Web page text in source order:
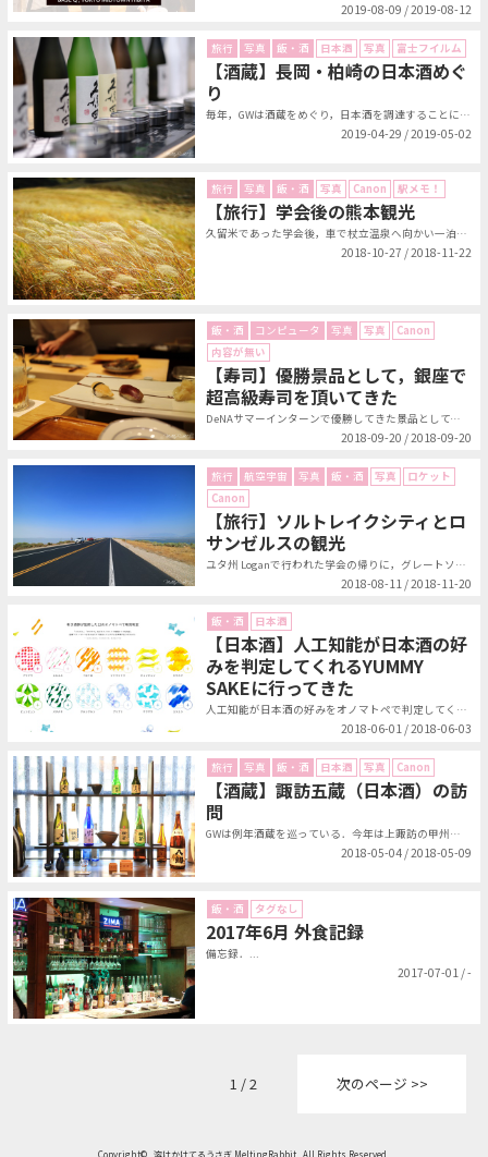
2019-08-09 / 2019-08-12
旅行 写真 飯・酒 日本酒 写真 富士フイルム
【酒蔵】長岡・柏崎の日本酒めぐ
り
毎年，GWは酒蔵をめぐり，日本酒を調達することになっている．今年は新潟県長岡...
2019-04-29 / 2019-05-02
旅行 写真 飯・酒 写真 Canon 駅メモ！
【旅行】学会後の熊本観光
久留米であった学会後，車で杖立温泉へ向かい一泊．その後，熊本を観光し，熊本空...
2018-10-27 / 2018-11-22
飯・酒 コンピュータ 写真 写真
Canon
内容が無い
【寿司】優勝景品として，銀座で
超高級寿司を頂いてきた
DeNAサマーインターンで優勝してきた景品として，ザギンでシースーしてきまし...
2018-09-20 / 2018-09-20
旅行 航空宇宙 写真 飯・酒 写真
ロケット
Canon
【旅行】ソルトレイクシティとロ
サンゼルスの観光
ユタ州 Loganで行われた学会の帰りに，グレートソルト湖，ソルトレイクシテ...
2018-08-11 / 2018-11-20
飯・酒 日本酒
【日本酒】人工知能が日本酒の好
みを判定してくれるYUMMY
SAKEに行ってきた
人工知能が日本酒の好みをオノマトペで判定してくれるというイベントがあったので...
2018-06-01 / 2018-06-03
旅行 写真 飯・酒 日本酒 写真 Canon
【酒蔵】諏訪五蔵（日本酒）の訪
問
GWは例年酒蔵を巡っている．今年は上諏訪の甲州街道沿いにある「舞姫」「麗人」...
2018-05-04 / 2018-05-09
飯・酒 タグなし
2017年6月 外食記録
備忘録．...
2017-07-01 / -
1 / 2 次のページ >>
Copyright©溶けかけてるうさぎ MeltingRabbit All Rights Reserved.